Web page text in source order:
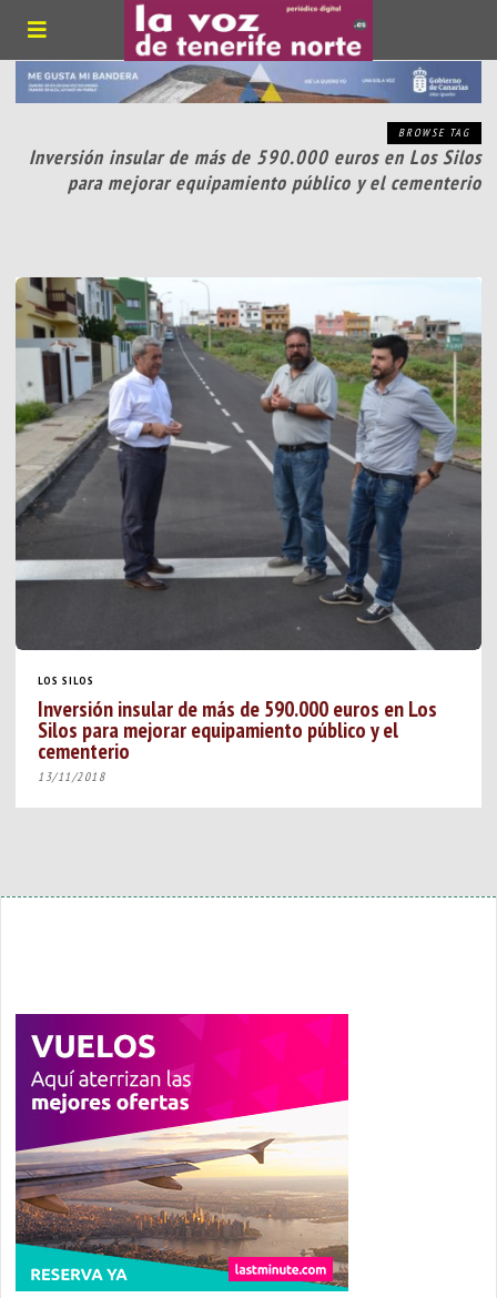
BROWSE TAG
Inversión insular de más de 590.000 euros en Los Silos
para mejorar equipamiento público y el cementerio
LOS SILOS
Inversión insular de más de 590.000 euros en Los
Silos para mejorar equipamiento público y el
cementerio
13/11/2018